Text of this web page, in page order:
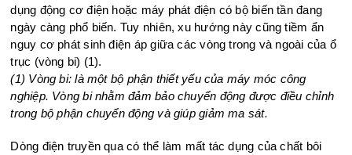
dụng động cơ điện hoặc máy phát điện có bộ biến tần đang
ngày càng phổ biến. Tuy nhiên, xu hướng này cũng tiềm ẩn
nguy cơ phát sinh điện áp giữa các vòng trong và ngoài của ổ
trục (vòng bi) (1).
(1) Vòng bi: là một bộ phận thiết yếu của máy móc công
nghiệp. Vòng bi nhằm đảm bảo chuyển động được điều chỉnh
trong bộ phận chuyển động và giúp giảm ma sát.
Dòng điện truyền qua có thể làm mất tác dụng của chất bôi